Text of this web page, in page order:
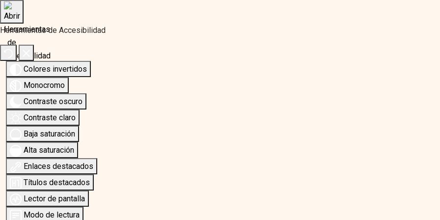
Herramientas de Accesibilidad
Colores invertidos
Monocromo
Contraste oscuro
Contraste claro
Baja saturación
Alta saturación
Enlaces destacados
Títulos destacados
Lector de pantalla
Modo de lectura